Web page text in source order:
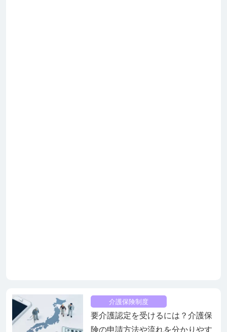
介護保険制度
要介護認定を受けるには？介護保
険の申請方法や流れを分かりやす